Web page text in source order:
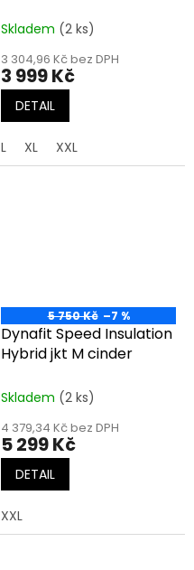
Skladem (2 ks)
3 304,96 Kč bez DPH
3 999 Kč
DETAIL
L XL XXL
5 750 Kč –7 %
Dynafit Speed Insulation
Hybrid jkt M cinder
Skladem (2 ks)
4 379,34 Kč bez DPH
5 299 Kč
DETAIL
XXL